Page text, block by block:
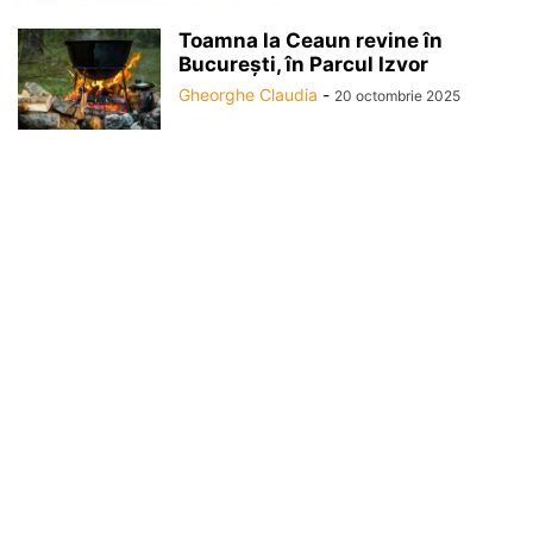
Toamna la Ceaun revine în
București, în Parcul Izvor
Gheorghe Claudia - 20 octombrie 2025